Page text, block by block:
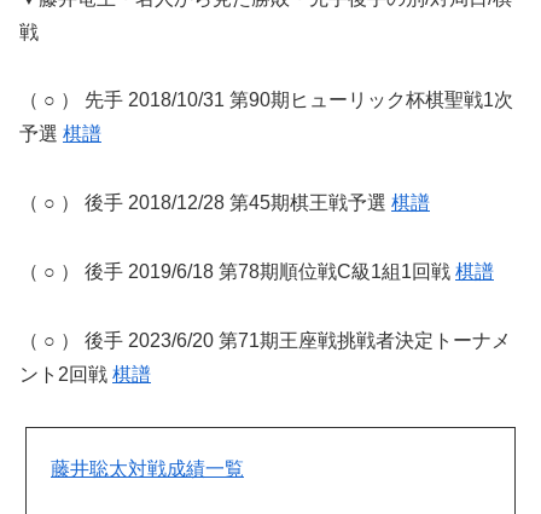
戦
（ ○ ） 先手 2018/10/31 第90期ヒューリック杯棋聖戦1次
予選 棋譜
（ ○ ） 後手 2018/12/28 第45期棋王戦予選 棋譜
（ ○ ） 後手 2019/6/18 第78期順位戦C級1組1回戦 棋譜
（ ○ ） 後手 2023/6/20 第71期王座戦挑戦者決定トーナメ
ント2回戦 棋譜
藤井聡太対戦成績一覧